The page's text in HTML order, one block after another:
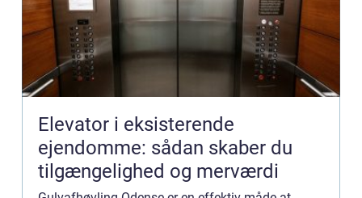
Elevator i eksisterende
ejendomme: sådan skaber du
tilgængelighed og merværdi